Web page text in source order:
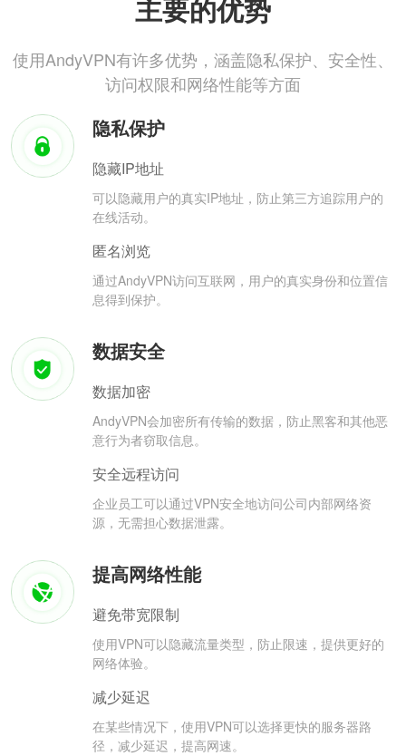
主要的优势
使用AndyVPN有许多优势，涵盖隐私保护、安全性、
访问权限和网络性能等方面
隐私保护
隐藏IP地址
可以隐藏用户的真实IP地址，防止第三方追踪用户的
在线活动。
匿名浏览
通过AndyVPN访问互联网，用户的真实身份和位置信
息得到保护。
数据安全
数据加密
AndyVPN会加密所有传输的数据，防止黑客和其他恶
意行为者窃取信息。
安全远程访问
企业员工可以通过VPN安全地访问公司内部网络资
源，无需担心数据泄露。
提高网络性能
避免带宽限制
使用VPN可以隐藏流量类型，防止限速，提供更好的
网络体验。
减少延迟
在某些情况下，使用VPN可以选择更快的服务器路
径，减少延迟，提高网速。